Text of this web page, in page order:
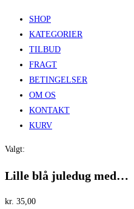
SHOP
KATEGORIER
TILBUD
FRAGT
BETINGELSER
OM OS
KONTAKT
KURV
Valgt:
Lille blå juledug med…
kr. 35,00